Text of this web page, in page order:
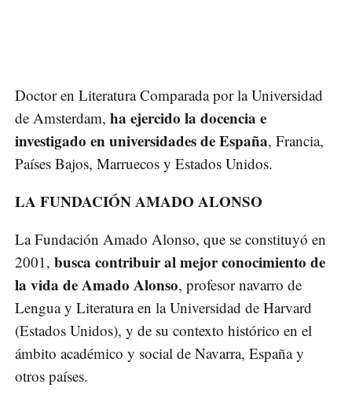
Doctor en Literatura Comparada por la Universidad
de Amsterdam, ha ejercido la docencia e
investigado en universidades de España, Francia,
Países Bajos, Marruecos y Estados Unidos.
LA FUNDACIÓN AMADO ALONSO
La Fundación Amado Alonso, que se constituyó en
2001, busca contribuir al mejor conocimiento de
la vida de Amado Alonso, profesor navarro de
Lengua y Literatura en la Universidad de Harvard
(Estados Unidos), y de su contexto histórico en el
ámbito académico y social de Navarra, España y
otros países.